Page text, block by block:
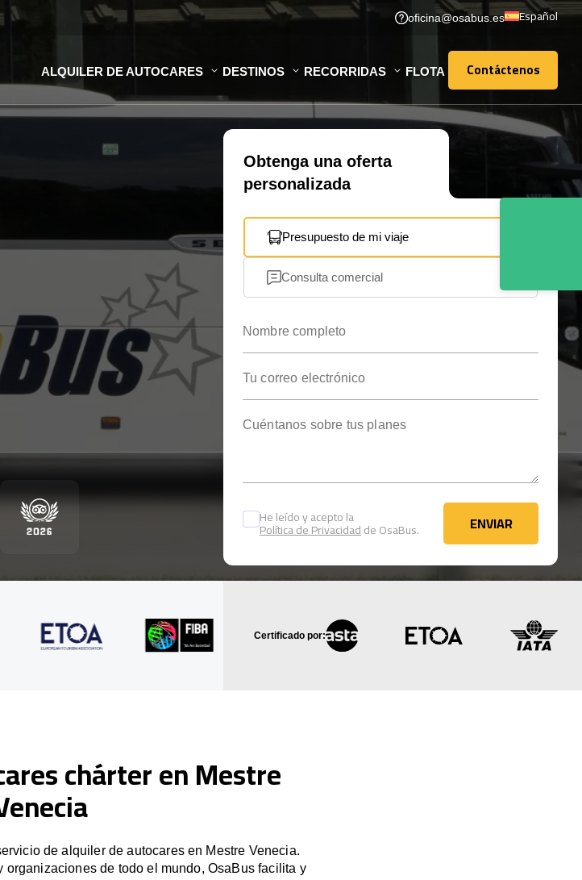
oficina@osabus.es Español
ALQUILER DE AUTOCARES DESTINOS RECORRIDAS FLOTA Contáctenos
Contáctenos
Obtenga una oferta
personalizada
Presupuesto de mi viaje
Consulta comercial
He leído y acepto la
Política de Privacidadde OsaBus. ENVIAR
ENVIAR
Certificado por:
chárter en Mestre
de alquiler de autocares en Mestre Venecia.
de todo el mundo, OsaBus facilita y